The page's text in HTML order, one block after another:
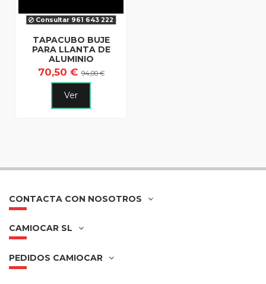
Consultar 961 643 222
TAPACUBO BUJE
PARA LLANTA DE
ALUMINIO
70,50 €94,00 €
Ver
CONTACTA CON NOSOTROS
CAMIOCAR SL
PEDIDOS CAMIOCAR